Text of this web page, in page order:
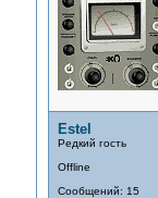
Estel
Редкий гость
Offline
Сообщений: 15